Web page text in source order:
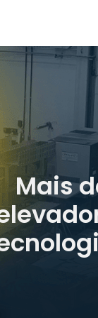
Mais